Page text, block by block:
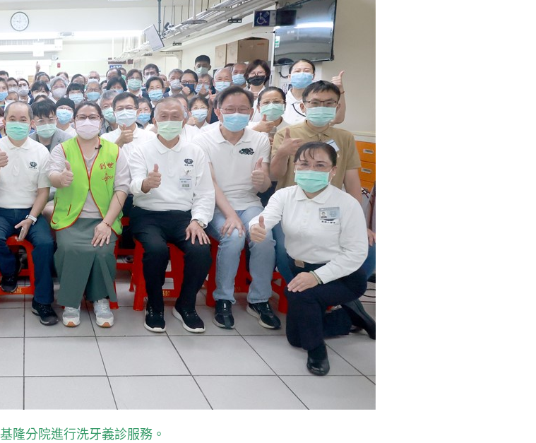
隆分院進行洗牙義診服務。